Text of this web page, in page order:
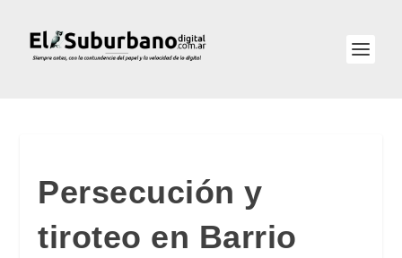
Persecución y
tiroteo en Barrio